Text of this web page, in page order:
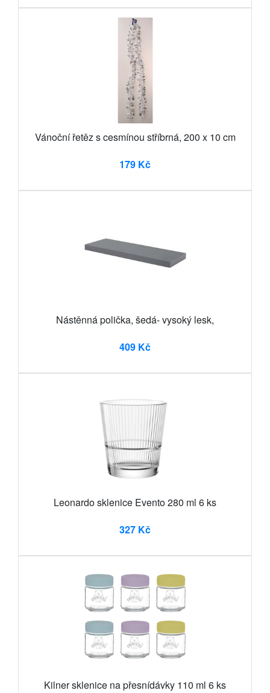
Vánoční řetěz s cesmínou stříbrná, 200 x 10 cm
179 Kč
Nástěnná polička, šedá- vysoký lesk,
409 Kč
Leonardo sklenice Evento 280 ml 6 ks
327 Kč
Kilner sklenice na přesnídávky 110 ml 6 ks